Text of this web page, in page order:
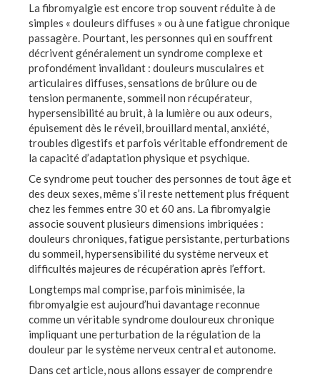
La fibromyalgie est encore trop souvent réduite à de
simples « douleurs diffuses » ou à une fatigue chronique
passagère. Pourtant, les personnes qui en souffrent
décrivent généralement un syndrome complexe et
profondément invalidant : douleurs musculaires et
articulaires diffuses, sensations de brûlure ou de
tension permanente, sommeil non récupérateur,
hypersensibilité au bruit, à la lumière ou aux odeurs,
épuisement dès le réveil, brouillard mental, anxiété,
troubles digestifs et parfois véritable effondrement de
la capacité d’adaptation physique et psychique.
Ce syndrome peut toucher des personnes de tout âge et
des deux sexes, même s’il reste nettement plus fréquent
chez les femmes entre 30 et 60 ans. La fibromyalgie
associe souvent plusieurs dimensions imbriquées :
douleurs chroniques, fatigue persistante, perturbations
du sommeil, hypersensibilité du système nerveux et
difficultés majeures de récupération après l’effort.
Longtemps mal comprise, parfois minimisée, la
fibromyalgie est aujourd’hui davantage reconnue
comme un véritable syndrome douloureux chronique
impliquant une perturbation de la régulation de la
douleur par le système nerveux central et autonome.
Dans cet article, nous allons essayer de comprendre